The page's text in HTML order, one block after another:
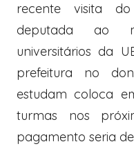
recente visita
deputada ao
universitários da
prefeitura no
estudam coloca
turmas nos
pagamento seria